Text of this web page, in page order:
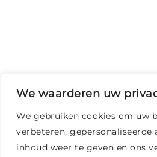
We waarderen uw
We gebruiken cookies om uw
verbeteren, gepersonaliseerde
inhoud weer te geven en ons